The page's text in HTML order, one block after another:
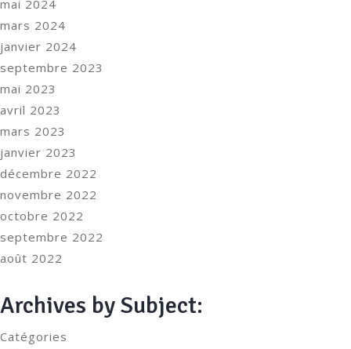
mai 2024
mars 2024
janvier 2024
septembre 2023
mai 2023
avril 2023
mars 2023
janvier 2023
décembre 2022
novembre 2022
octobre 2022
septembre 2022
août 2022
Archives by Subject:
Catégories